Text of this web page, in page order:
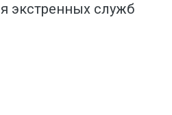
экстренных служб